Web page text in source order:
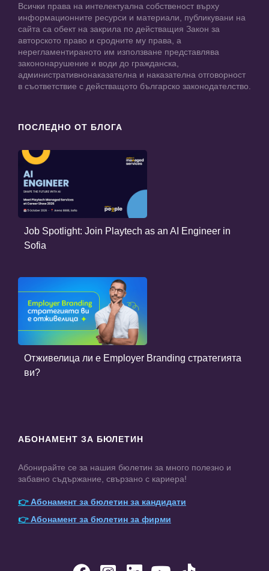
Всички права на интелектуална собственост върху
информационните ресурси и материали, публикувани на
сайта са обект на закрила по действащия Закон за
авторското право и сродните му права, а
нерегламентираното им използване представлява
закононарушение и води до гражданска,
административнонаказателна и наказателна отговорност
в съответствие с действащото българско законодателство.
ПОСЛЕДНО ОТ БЛОГА
Job Spotlight: Join Playtech as an AI Engineer in
Sofia
Отживелица ли е Employer Branding стратегията
ви?
АБОНАМЕНТ ЗА БЮЛЕТИН
Абонирайте се за нашия бюлетин за много полезно и
забавно съдържание, свързано с кариера!
👉Абонамент за бюлетин за кандидати
👉Абонамент за бюлетин за фирми